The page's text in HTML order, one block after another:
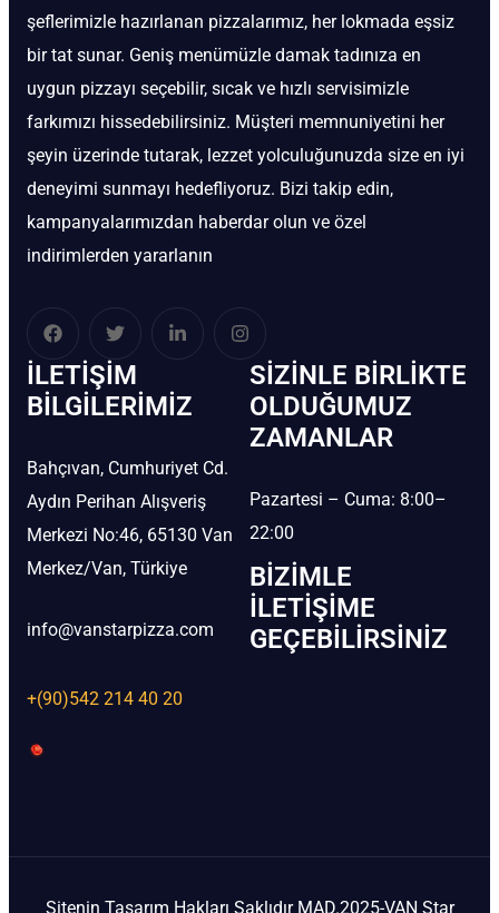
şeflerimizle hazırlanan pizzalarımız, her lokmada eşsiz
bir tat sunar. Geniş menümüzle damak tadınıza en
uygun pizzayı seçebilir, sıcak ve hızlı servisimizle
farkımızı hissedebilirsiniz. Müşteri memnuniyetini her
şeyin üzerinde tutarak, lezzet yolculuğunuzda size en iyi
deneyimi sunmayı hedefliyoruz. Bizi takip edin,
kampanyalarımızdan haberdar olun ve özel
indirimlerden yararlanın
İLETIŞIM
BİLGILERIMIZ
Bahçıvan, Cumhuriyet Cd.
Aydın Perihan Alışveriş
Merkezi No:46, 65130 Van
Merkez/Van, Türkiye
info@vanstarpizza.com
+(90)542 214 40 20
SIZINLE BIRLIKTE
OLDUĞUMUZ
ZAMANLAR
Pazartesi – Cuma: 8:00–
22:00
BIZIMLE
İLETIŞIME
GEÇEBILIRSINIZ
Sitenin Tasarım Hakları Saklıdır MAD.2025-VAN Star